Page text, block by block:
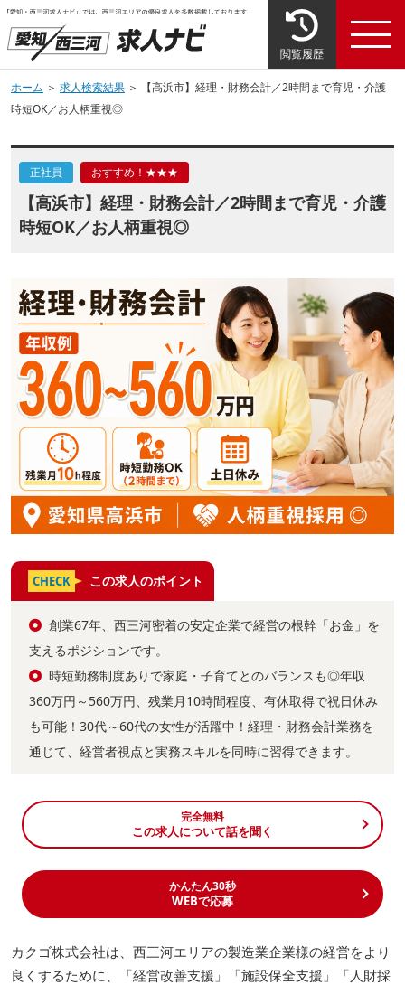
閲覧履歴
ホーム ＞ 求人検索結果 ＞ 【高浜市】経理・財務会計／2時間まで育児・介護
時短OK／お人柄重視◎
正社員 おすすめ！★★★
【高浜市】経理・財務会計／2時間まで育児・介護
時短OK／お人柄重視◎
CHECK この求人のポイント
創業67年、西三河密着の安定企業で経営の根幹「お金」を
支えるポジションです。
時短勤務制度ありで家庭・子育てとのバランスも◎年収
360万円～560万円、残業月10時間程度、有休取得で祝日休み
も可能！30代～60代の女性が活躍中！経理・財務会計業務を
通じて、経営者視点と実務スキルを同時に習得できます。
完全無料
この求人について話を聞く
かんたん30秒
WEBで応募
カクゴ株式会社は、西三河エリアの製造業企業様の経営をより
良くするために、「経営改善支援」「施設保全支援」「人財採